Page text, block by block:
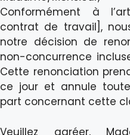
Conformément à
contrat de travail],
notre décision de
non-concurrence
Cette renonciation
ce jour et annule
part concernant cette
Veuillez agréer,